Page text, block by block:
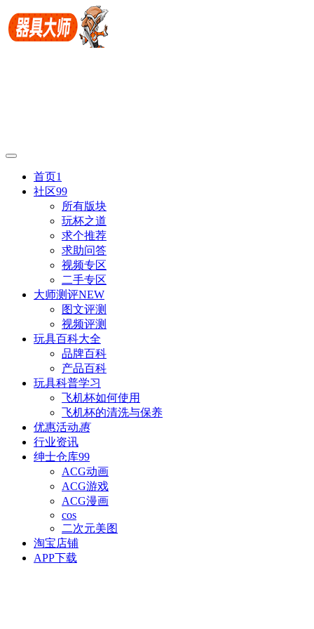
首页1
社区99
所有版块
玩杯之道
求个推荐
求助问答
视频专区
二手专区
大师测评NEW
图文评测
视频评测
玩具百科大全
品牌百科
产品百科
玩具科普学习
飞机杯如何使用
飞机杯的清洗与保养
优惠活动惠
行业资讯
绅士仓库99
ACG动画
ACG游戏
ACG漫画
cos
二次元美图
淘宝店铺
APP下载